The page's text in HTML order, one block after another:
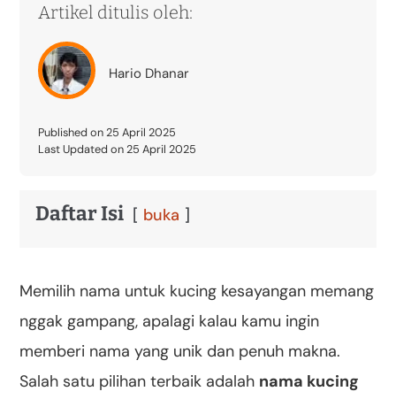
Artikel ditulis oleh:
Hario Dhanar
Published on 25 April 2025
Last Updated on 25 April 2025
Daftar Isi buka
Memilih nama untuk kucing kesayangan memang
nggak gampang, apalagi kalau kamu ingin
memberi nama yang unik dan penuh makna.
Salah satu pilihan terbaik adalah nama kucing